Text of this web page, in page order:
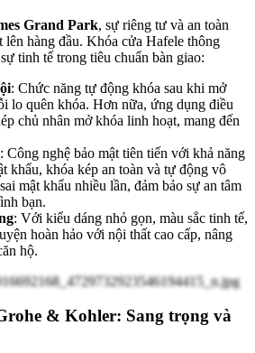
Grand Park, sự riêng tư và an toàn
lên hàng đầu. Khóa cửa Hafele thông
tinh tế trong tiêu chuẩn bàn giao:
: Chức năng tự động khóa sau khi mở
lo quên khóa. Hơn nữa, ứng dụng điều
chủ nhân mở khóa linh hoạt, mang đến
: Công nghệ bảo mật tiên tiến với khả năng
khẩu, khóa kép an toàn và tự động vô
mật khẩu nhiều lần, đảm bảo sự an tâm
bạn.
: Với kiểu dáng nhỏ gọn, màu sắc tinh tế,
hoàn hảo với nội thất cao cấp, nâng
hộ.
& Kohler: Sang trọng và